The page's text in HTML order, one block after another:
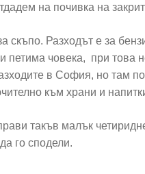
на почивка на
скъпо. Разходът е за
петима човека, при това
в София, но там
към храни и
такъв малък
го сподели.